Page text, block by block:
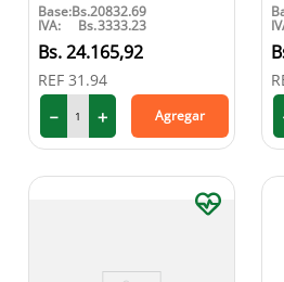
Base:Bs.20832.69
IVA: Bs.3333.23
24.165,92
REF 31.94
＋
－ Agregar